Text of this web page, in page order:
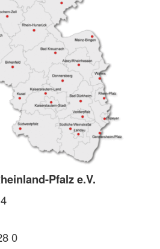
Pfalz e.V.
0